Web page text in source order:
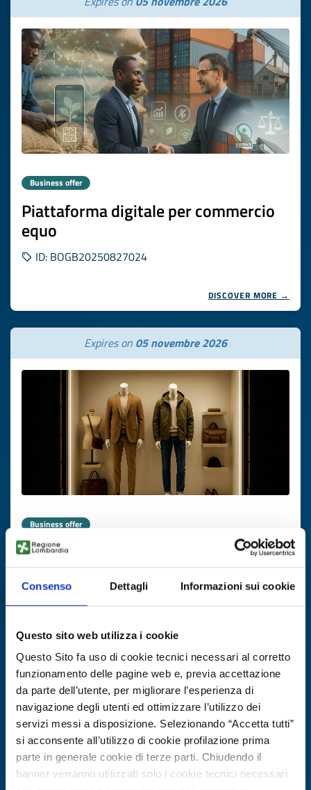
Consenso Dettagli Informazioni sui cookie
Questo sito web utilizza i cookie
Questo Sito fa uso di cookie tecnici necessari al corretto
funzionamento delle pagine web e, previa accettazione
da parte dell’utente, per migliorare l’esperienza di
navigazione degli utenti ed ottimizzare l’utilizzo dei
servizi messi a disposizione. Selezionando “Accetta tutti”
si acconsente all’utilizzo di cookie profilazione prima
parte in generale cookie di terze parti. Chiudendo il
banner verranno utilizzati solo i cookie tecnici necessari
Business offer
Piattaforma digitale per commercio
equo
ID: BOGB20250827024
DISCOVER MORE →
Expires on 05 novembre 2026
Business offer
Soluzioni LED per arredo negozi
ID: BRGR20251003011
Expires on05 novembre 2026